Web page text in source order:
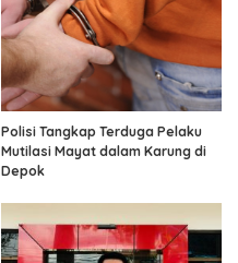
Polisi Tangkap Terduga Pelaku
Mutilasi Mayat dalam Karung di
Depok